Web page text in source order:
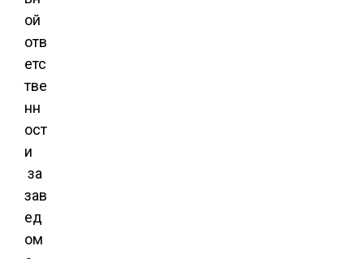
ой
отв
етс
тве
нн
ост
и
за
зав
ед
ом